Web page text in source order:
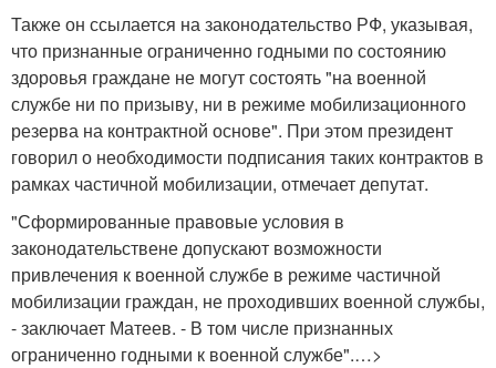
Также он ссылается на законодательство РФ, указывая,
что признанные ограниченно годными по состоянию
здоровья граждане не могут состоять "на военной
службе ни по призыву, ни в режиме мобилизационного
резерва на контрактной основе". При этом президент
говорил о необходимости подписания таких контрактов в
рамках частичной мобилизации, отмечает депутат.
"Сформированные правовые условия в
законодательствене допускают возможности
привлечения к военной службе в режиме частичной
мобилизации граждан, не проходивших военной службы,
- заключает Матеев. - В том числе признанных
ограниченно годными к военной службе".…>